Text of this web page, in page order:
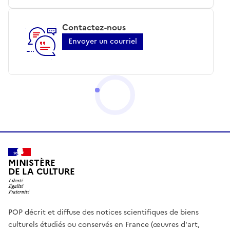
Contactez-nous
Envoyer un courriel
MINISTÈRE
DE LA CULTURE
POP décrit et diffuse des notices scientifiques de biens
culturels étudiés ou conservés en France (œuvres d'art,